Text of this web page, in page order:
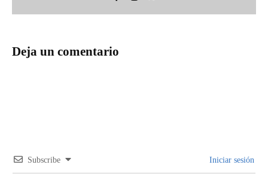
Deja un comentario
Subscribe Iniciar sesión